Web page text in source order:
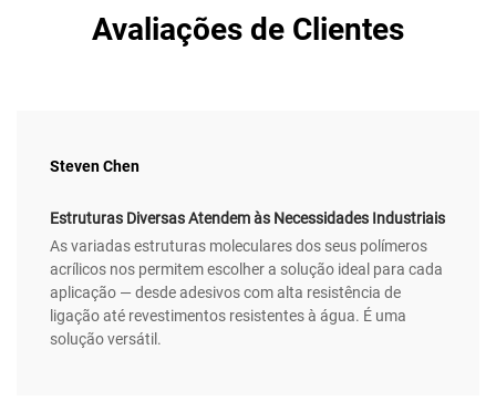
Avaliações de Clientes
Steven Chen
Estruturas Diversas Atendem às Necessidades Industriais
As variadas estruturas moleculares dos seus polímeros
acrílicos nos permitem escolher a solução ideal para cada
aplicação — desde adesivos com alta resistência de
ligação até revestimentos resistentes à água. É uma
solução versátil.